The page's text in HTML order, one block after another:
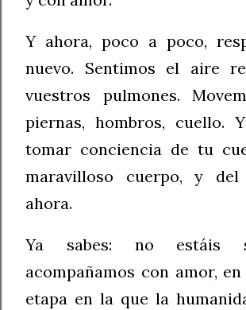
Y ahora, poco a poco,
nuevo. Sentimos el aire
vuestros pulmones.
piernas, hombros, cuello.
tomar conciencia de tu
maravilloso cuerpo, y
ahora.
Ya sabes: no estáis
acompañamos con amor,
etapa en la que la